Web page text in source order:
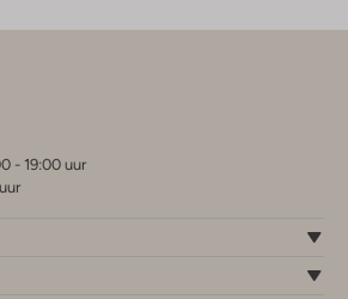
- 19:00 uur